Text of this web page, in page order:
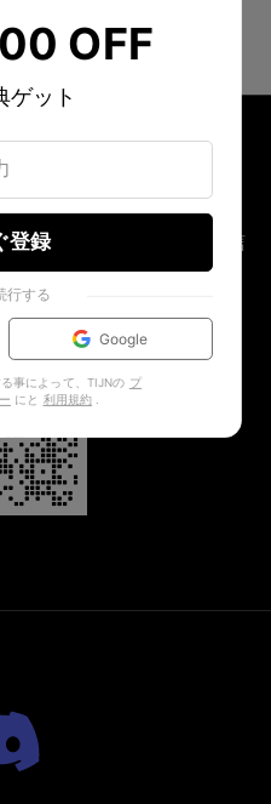
ACCOUNT
ークレットオファー配信
OFF
ゲット
登録
行する
Google
事によって、TIJNの プ
にと 利用規約 .